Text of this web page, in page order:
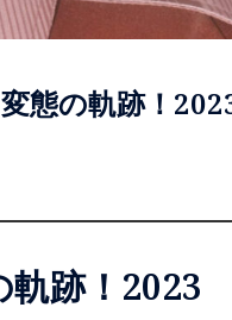
の軌跡！
跡！2023